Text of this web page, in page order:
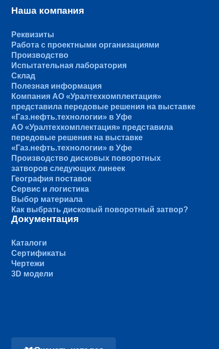
Наша компания
Реквизиты
Работа с проектными организациями
Производство
Испытательная лаборатория
Склад
Полезная информация
Компания АО «Уралтехкомплектация»
представила передовые решения на выставке
«Газ.нефть.технологии» в Уфе
АО «Уралтехкомплектация» представила
передовые решения на выставке
«Газ.нефть.технологии» в Уфе
Производство дисковых поворотных
затворов следующих линеек
География поставок
Сервис и логистика
Выбор материала
Как выбрать дисковый поворотный затвор?
Документация
Каталоги
Сертификаты
Чертежи
3D модели